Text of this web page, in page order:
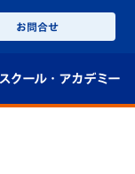
お問合せ
スクール・ アカデミー